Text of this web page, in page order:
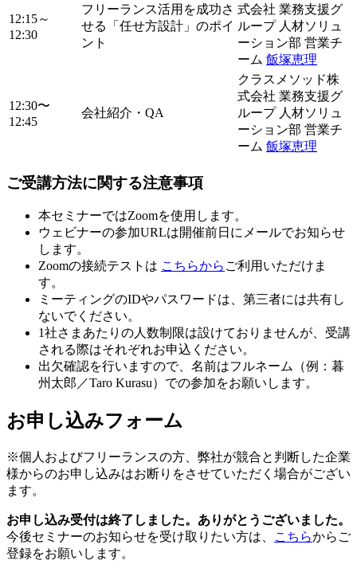
12:15～
12:30
フリーランス活用を成功さ
せる「任せ方設計」のポイ
ント
式会社 業務支援グ
ループ 人材ソリュ
ーション部 営業チ
ーム 飯塚恵理
12:30〜
12:45
会社紹介・QA
クラスメソッド株
式会社 業務支援グ
ループ 人材ソリュ
ーション部 営業チ
ーム 飯塚恵理
ご受講方法に関する注意事項
本セミナーではZoomを使用します。
ウェビナーの参加URLは開催前日にメールでお知らせ
します。
Zoomの接続テストは こちらから ご利用いただけま
す。
ミーティングのIDやパスワードは、第三者には共有し
ないでください。
1社さまあたりの人数制限は設けておりませんが、受講
される際はそれぞれお申込ください。
出欠確認を行いますので、名前はフルネーム（例：暮
州太郎／Taro Kurasu）での参加をお願いします。
お申し込みフォーム
※個人およびフリーランスの方、弊社が競合と判断した企業
様からのお申し込みはお断りをさせていただく場合がござい
ます。
お申し込み受付は終了しました。ありがとうございました。
今後セミナーのお知らせを受け取りたい方は、
こちらからご
登録をお願いします。